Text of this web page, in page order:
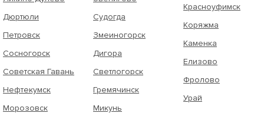
Дюртюли
Петровск
Сосногорск
Советская Гавань
Нефтекумск
Морозовск
Судогда
Змеиногорск
Дигора
Светлогорск
Гремячинск
Микунь
Красноуфимск
Коряжма
Каменка
Елизово
Фролово
Урай